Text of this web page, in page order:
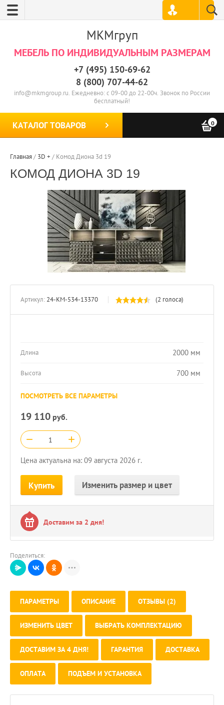
МКМгруп
МЕБЕЛЬ ПО ИНДИВИДУАЛЬНЫМ РАЗМЕРАМ
+7 (495) 150-69-62
8 (800) 707-44-62
info@mkmgroup.ru. Ежедневно: с 09-00 до 22-00ч. Звонок по России
бесплатный!
КАТАЛОГ ТОВАРОВ 0
Главная/ 3D + / Комод Диона 3d 19
КОМОД ДИОНА 3D 19
Артикул: 24-КМ-534-13370 (2 голоса)
Длина 2000 мм
Высота 700 мм
ПОСМОТРЕТЬ ВСЕ ПАРАМЕТРЫ
19 110 руб.
− +
Цена актуальна на: 09 августа 2026 г.
Купить Изменить размер и цвет
Доставим за 2 дня!
Поделиться:
ПАРАМЕТРЫ ОПИСАНИЕ ОТЗЫВЫ (2)
ИЗМЕНИТЬ ЦВЕТ ВЫБРАТЬ КОМПЛЕКТАЦИЮ
ДОСТАВИМ ЗА 4 ДНЯ! ГАРАНТИЯ ДОСТАВКА
ОПЛАТА ПОДЪЕМ И УСТАНОВКА